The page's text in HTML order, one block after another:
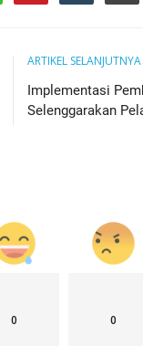
ARTIKEL SELANJUTNYA
Implementasi
Selenggarakan
0 0